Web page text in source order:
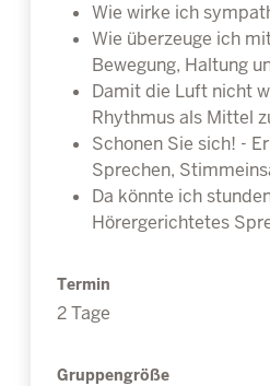
Wie wirke ich
Wie überzeuge ich
Bewegung, Haltung
Damit die Luft nicht
Rhythmus als Mittel
Schonen Sie sich! -
Sprechen,
Da könnte ich
Hörergerichtetes
Termin
2 Tage
Gruppengröße